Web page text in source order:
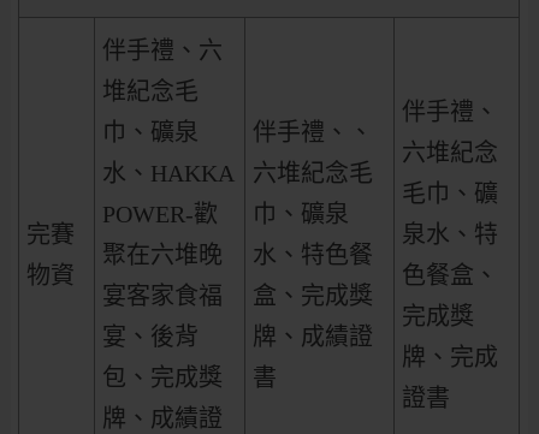
完賽
物資
伴手禮、 六
堆紀念毛
巾、 礦泉
水、HAKKA
POWER-歡
聚在六堆晚
宴客家食福
宴、後背
包、完成獎
牌、成績證
伴手禮、、
六堆紀念毛
巾、 礦泉
水、特色餐
盒、完成獎
牌、成績證
書
伴手禮、
六堆紀念
毛巾、 礦
泉水、特
色餐盒、
完成獎
牌、完成
證書